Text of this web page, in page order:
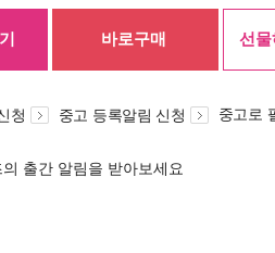
바로구매 선물
청 중고 등록알림 신청 중고로
출간 알림을 받아보세요